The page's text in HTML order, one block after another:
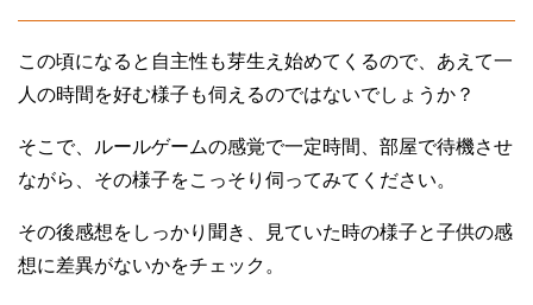
この頃になると自主性も芽生え始めてくるので、あえて一
人の時間を好む様子も伺えるのではないでしょうか？
そこで、ルールゲームの感覚で一定時間、部屋で待機させ
ながら、その様子をこっそり伺ってみてください。
その後感想をしっかり聞き、見ていた時の様子と子供の感
想に差異がないかをチェック。